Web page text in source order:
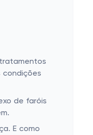
condições
de faróis
E como